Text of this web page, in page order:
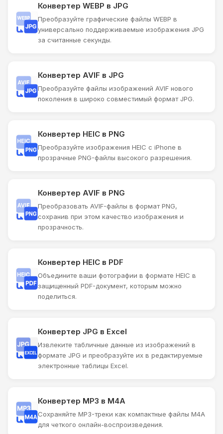
Конвертер WEBP в JPG
Преобразуйте графические файлы WEBP в
универсально поддерживаемые изображения JPG
за считанные секунды.
Конвертер AVIF в JPG
Преобразуйте файлы изображений AVIF нового
поколения в широко совместимый формат JPG.
Конвертер HEIC в PNG
Преобразуйте изображения HEIC с iPhone в
прозрачные PNG-файлы высокого разрешения.
Конвертер AVIF в PNG
Преобразовать AVIF-файлы в формат PNG,
сохранив при этом качество изображения и
прозрачность.
Конвертер HEIC в PDF
Объедините ваши фотографии в формате HEIC в
защищенный PDF-документ, которым можно
поделиться.
Конвертер JPG в Excel
Извлеките табличные данные из изображений в
формате JPG и преобразуйте их в редактируемые
электронные таблицы Excel.
Конвертер MP3 в M4A
Сохраняйте MP3-треки как компактные файлы M4A
для четкого онлайн-воспроизведения.